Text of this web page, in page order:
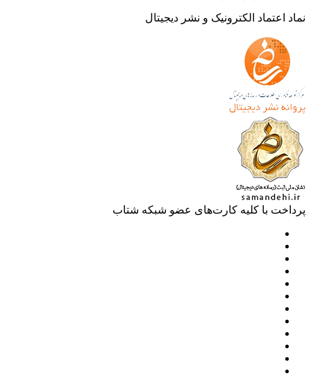
اعتماد الکترونیک و نشر دیجیتال
با کلیه کارت‌های عضو شبکه شتاب